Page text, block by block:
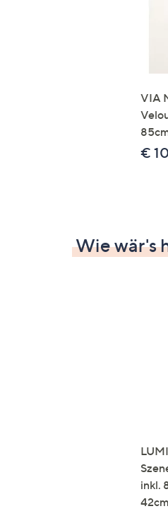
VIA
€
Wie wär's
inkl.